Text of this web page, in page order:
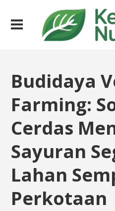
Budidaya
Farming:
Cerdas
Sayuran
Lahan
Perkotaan